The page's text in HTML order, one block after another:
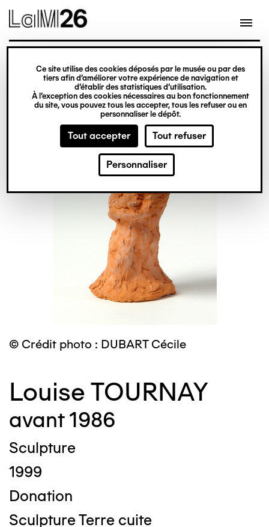
Gestion des cookies
Ce site utilise des cookies déposés par le musée ou par des
tiers afin d’améliorer votre expérience de navigation et
d’établir des statistiques d’utilisation.
À l’exception des cookies nécessaires au bon fonctionnement
du site, vous pouvez tous les accepter, tous les refuser ou en
personnaliser le dépôt.
Tout accepter Tout refuser
Personnaliser
contenu
© Crédit photo : DUBART Cécile
Louise TOURNAY
avant 1986
Sculpture
1999
Donation
Sculpture Terre cuite